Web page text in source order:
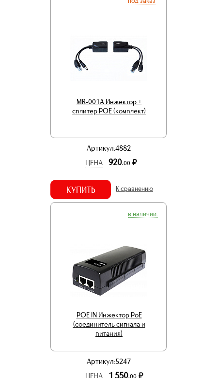
MR-001A Инжектор +
сплитер POE (комплект)
Артикул:4882
ЦЕНА
920.00 р.
КУПИТЬ К сравнению
в наличии.
POE IN Инжектор PoE
(соединитель сигнала и
питания)
Артикул:5247
ЦЕНА
1 550.00 р.